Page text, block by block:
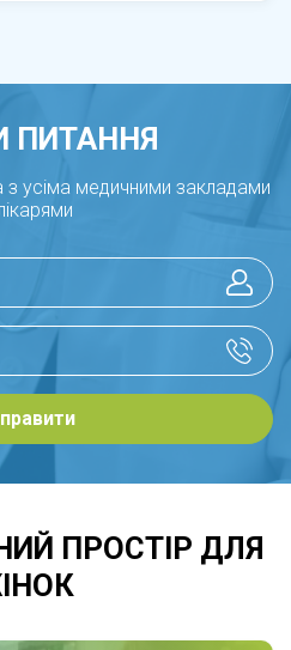
ПИТАННЯ
з усіма медичними закладами
ПРОСТІР ДЛЯ